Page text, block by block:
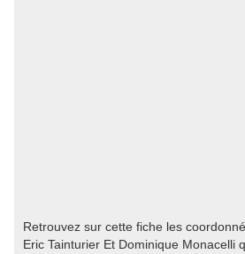
Retrouvez sur cette fiche les
Eric Tainturier Et Dominique Monacelli